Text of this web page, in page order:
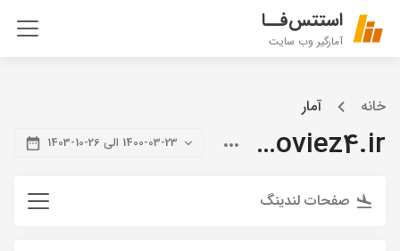
استتس‌فــا
آمارگیر وب سایت
خانه آمار
citymoviez4.ir 1400-03-23 الی 26-10-1403
صفحات لندینگ